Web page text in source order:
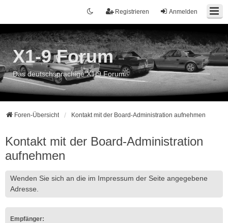
Anmelden
Registrieren
X1-9 Forum
Das deutschsprachige X1/9 Forum
Foren-Übersicht Kontakt mit der Board-Administration aufnehmen
Kontakt mit der Board-Administration
aufnehmen
Wenden Sie sich an die im Impressum der Seite angegebene
Adresse.
Empfänger: